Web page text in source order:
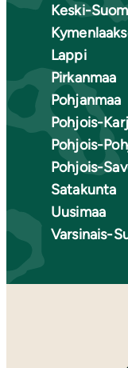
Keski-
Lappi
Pirkanmaa
Pohjanmaa
Pohjois-
Pohjois-
Pohjois-
Satakunta
Uusimaa
Varsinais-